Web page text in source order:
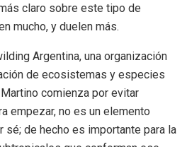
claro sobre este tipo de
mucho, y duelen más.
Argentina, una organización
de ecosistemas y especies
comienza por evitar
empezar, no es un elemento
sé; de hecho es importante para la